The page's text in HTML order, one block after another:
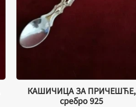
КАШИЧИЦА ЗА ПРИЧЕШЋЕ,
сребро 925